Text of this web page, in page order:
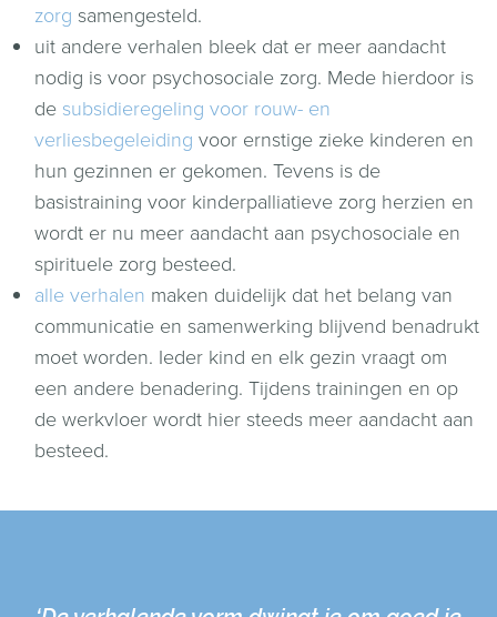
zorg samengesteld.
uit andere verhalen bleek dat er meer aandacht
nodig is voor psychosociale zorg. Mede hierdoor is
de subsidieregeling voor rouw- en
verliesbegeleiding voor ernstige zieke kinderen en
hun gezinnen er gekomen. Tevens is de
basistraining voor kinderpalliatieve zorg herzien en
wordt er nu meer aandacht aan psychosociale en
spirituele zorg besteed.
alle verhalen maken duidelijk dat het belang van
communicatie en samenwerking blijvend benadrukt
moet worden. Ieder kind en elk gezin vraagt om
een andere benadering. Tijdens trainingen en op
de werkvloer wordt hier steeds meer aandacht aan
besteed.